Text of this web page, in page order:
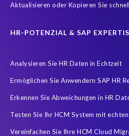
Aktualisieren oder Kopieren Sie
HR-POTENZIAL & SAP
Analysieren Sie HR Daten in Echtzeit
Ermöglichen Sie Anwendern SAP HR
Erkennen Sie Abweichungen in HR
Testen Sie Ihr HCM System mit
Vereinfachen Sie Ihre HCM Cloud